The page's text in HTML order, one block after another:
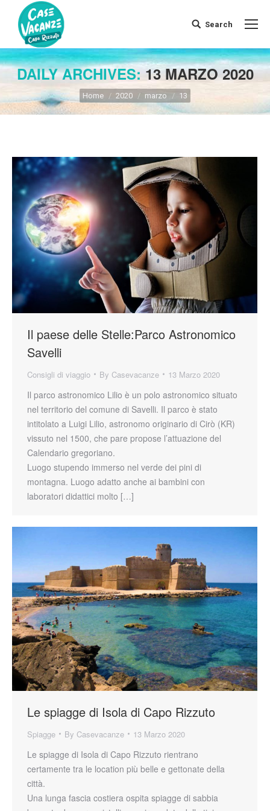
Search:
Search
DAILY ARCHIVES:13 MARZO 2020
You are here: Home 2020 marzo 13
Il paese delle Stelle:Parco Astronomico
Savelli
Consigli di viaggio By Casevacanze 13 Marzo 2020
Il parco astronomico Lilio è un polo astronomico situato
nel territorio del comune di Savelli. Il parco è stato
intitolato a Luigi Lilio, astronomo originario di Cirò (KR)
vissuto nel 1500, che pare propose l’attuazione del
Calendario gregoriano.
Luogo stupendo immerso nel verde dei pini di
montagna. Luogo adatto anche ai bambini con
laboratori didattici molto […]
Le spiagge di Isola di Capo Rizzuto
Spiagge By Casevacanze 13 Marzo 2020
Le spiagge di Isola di Capo Rizzuto rientrano
certamente tra le location più belle e gettonate della
città.
Una lunga fascia costiera ospita spiagge di sabbia